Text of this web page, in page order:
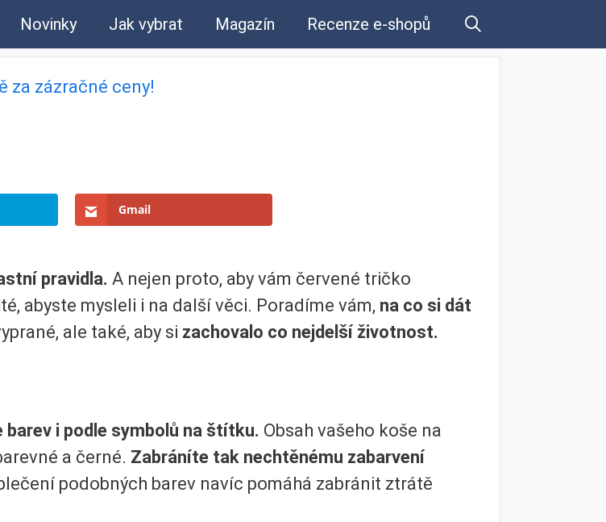
Novinky Jak vybrat Magazín Recenze e-shopů
za zázračné ceny!
Gmail
pravidla. A nejen proto, aby vám červené tričko
abyste mysleli i na další věci. Poradíme vám, na co si dát
ale také, aby si zachovalo co nejdelší životnost.
i podle symbolů na štítku. Obsah vašeho koše na
a černé. Zabráníte tak nechtěnému zabarvení
podobných barev navíc pomáhá zabránit ztrátě